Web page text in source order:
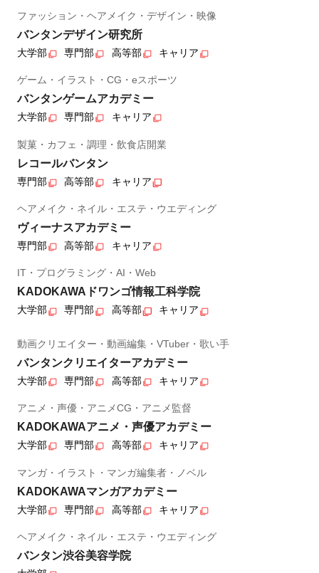
ファッション・ヘアメイク・デザイン・映像
バンタンデザイン研究所
大学部 専門部 高等部 キャリア
ゲーム・イラスト・CG・eスポーツ
バンタンゲームアカデミー
大学部 専門部 キャリア
製菓・カフェ・調理・飲食店開業
レコールバンタン
専門部 高等部 キャリア
ヘアメイク・ネイル・エステ・ウエディング
ヴィーナスアカデミー
専門部 高等部 キャリア
IT・プログラミング・AI・Web
KADOKAWAドワンゴ情報工科学院
大学部 専門部 高等部 キャリア
動画クリエイター・動画編集・VTuber・歌い手
バンタンクリエイターアカデミー
大学部 専門部 高等部 キャリア
アニメ・声優・アニメCG・アニメ監督
KADOKAWAアニメ・声優アカデミー
大学部 専門部 高等部 キャリア
マンガ・イラスト・マンガ編集者・ノベル
KADOKAWAマンガアカデミー
大学部 専門部 高等部 キャリア
ヘアメイク・ネイル・エステ・ウエディング
バンタン渋谷美容学院